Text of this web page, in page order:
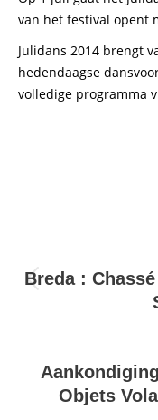
van het festival opent
Julidans 2014 brengt
hedendaagse
volledige programma
navigation
Breda :
Objets